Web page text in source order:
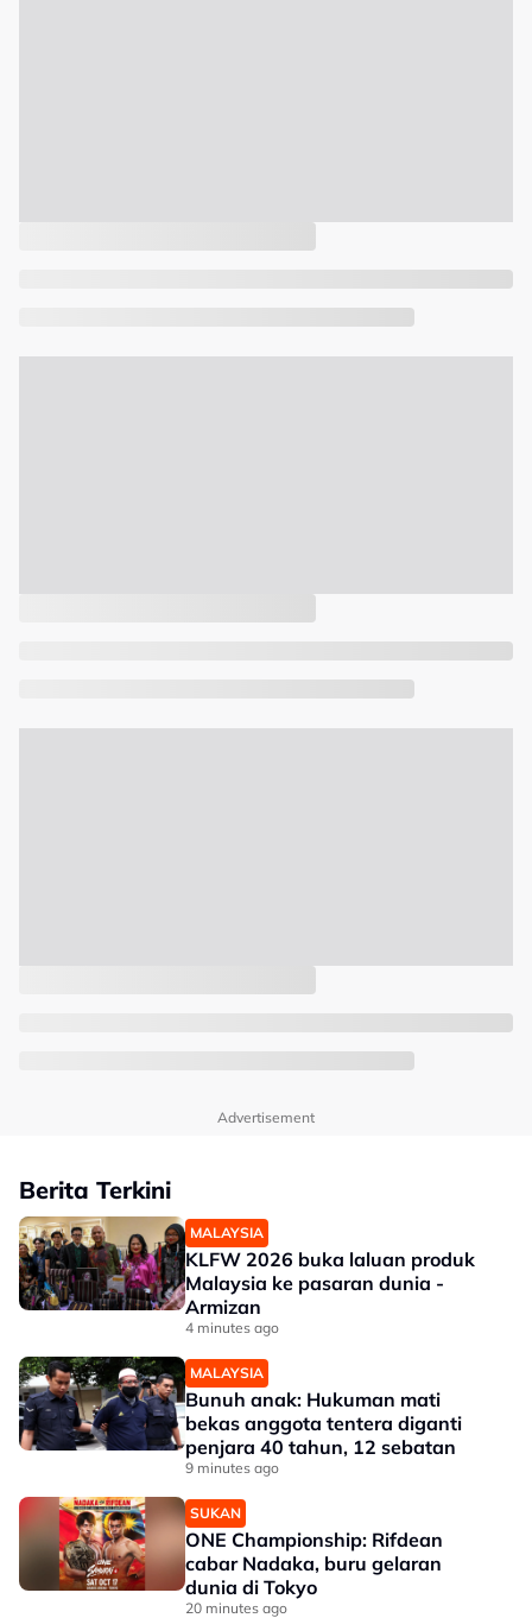
Advertisement
Berita Terkini
MALAYSIA
KLFW 2026 buka laluan produk
Malaysia ke pasaran dunia -
Armizan
4 minutes ago
MALAYSIA
Bunuh anak: Hukuman mati
bekas anggota tentera diganti
penjara 40 tahun, 12 sebatan
9 minutes ago
SUKAN
ONE Championship: Rifdean
cabar Nadaka, buru gelaran
dunia di Tokyo
20 minutes ago